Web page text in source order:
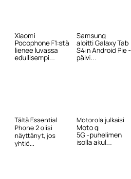
Xiaomi
Pocophone F1:stä
lienee luvassa
edullisempi...
Samsung
aloitti Galaxy Tab
S4:n Android Pie -
päivi...
Tältä Essential
Phone 2 olisi
näyttänyt, jos
yhtiö...
Motorola julkaisi
Moto g
5G -puhelimen
isolla akul...